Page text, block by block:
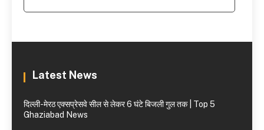
Latest News
दिल्ली-मेरठ एक्सप्रेसवे सील से लेकर 6 घंटे बिजली गुल तक | Top 5
Ghaziabad News